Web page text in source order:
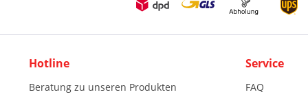
Hotline
Beratung zu unseren Produkten
Service
FAQ